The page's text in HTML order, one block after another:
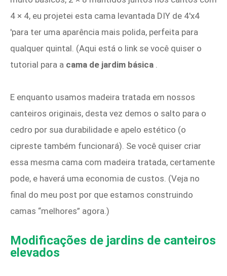
4 × 4, eu projetei esta cama levantada DIY de 4'x4
'para ter uma aparência mais polida, perfeita para
qualquer quintal. (Aqui está o link se você quiser o
tutorial para a cama de jardim básica
E enquanto usamos madeira tratada em nossos
canteiros originais, desta vez demos o salto para o
cedro por sua durabilidade e apelo estético (o
cipreste também funcionará). Se você quiser criar
essa mesma cama com madeira tratada, certamente
pode, e haverá uma economia de custos. (Veja no
final do meu post por que estamos construindo
camas “melhores” agora.)
Modificações de jardins de canteiros
elevados